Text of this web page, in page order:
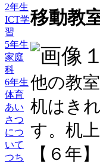
2年生
ICT学
習
5年生
家庭
科
6年生
体育
あい
さつ
につ
いて
つち
移動教
他の教
机はき
す。机
【６年